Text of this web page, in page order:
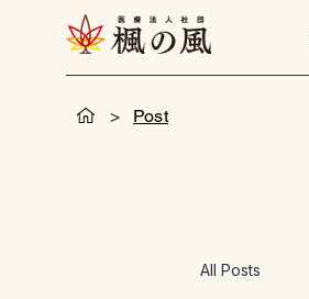
> Post
All Posts